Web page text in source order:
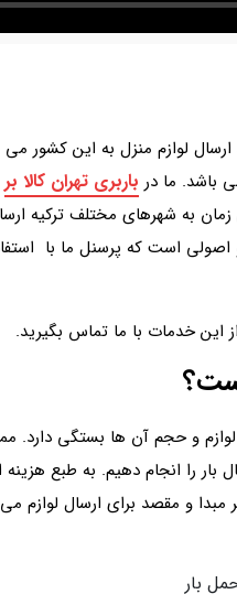
لوازم منزل به این کشور می
باشد. ما در باربری تهران کالا بر
زمان به شهرهای مختلف ترکیه
اصولی است که پرسنل ما با
این خدمات با ما تماس بگیرید.
لوازم و حجم آن ها بستگی
را انجام دهیم. به طبع هزینه
و مقصد برای ارسال لوازم می
بار